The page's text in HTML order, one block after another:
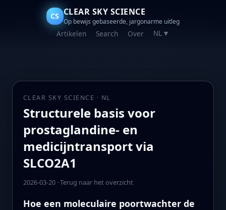
CS CLEAR SKY SCIENCE
Op bewijs gebaseerde, jargonarme uitleg
Artikelen Search Over NL ▼
CLEAR SKY SCIENCE · NL
Structurele basis voor
prostaglandine- en
medicijntransport via
SLCO2A1
2026-03-20·Terug naar het overzicht
Hoe een moleculaire poortwachter de